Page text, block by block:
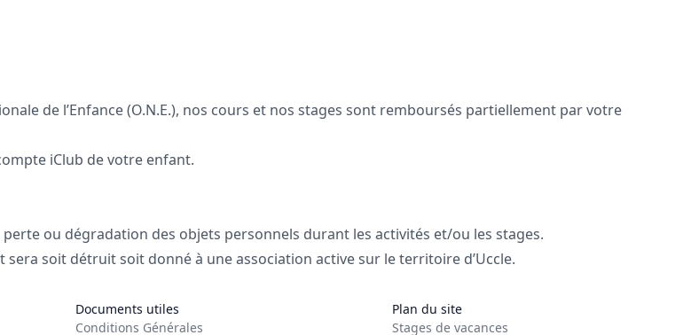
de l’Enfance (O.N.E.), nos cours et nos stages sont remboursés partiellement par votre
iClub de votre enfant.
perte ou dégradation des objets personnels durant les activités et/ou les stages.
sera soit détruit soit donné à une association active sur le territoire d’Uccle.
Documents utiles
Conditions Générales
Plan du site
Stages de vacances